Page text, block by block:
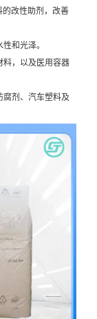
的改性助剂，改善
和光泽。
料，以及医用容器
腐剂、汽车塑料及